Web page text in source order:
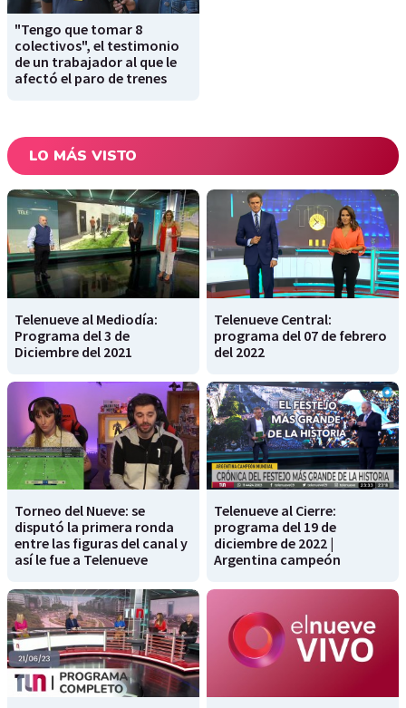
"Tengo que tomar 8
colectivos", el testimonio
de un trabajador al que le
afectó el paro de trenes
LO MÁS VISTO
Telenueve al Mediodía:
Programa del 3 de
Diciembre del 2021
Telenueve Central:
programa del 07 de febrero
del 2022
Torneo del Nueve: se
disputó la primera ronda
entre las figuras del canal y
así le fue a Telenueve
Telenueve al Cierre:
programa del 19 de
diciembre de 2022 |
Argentina campeón